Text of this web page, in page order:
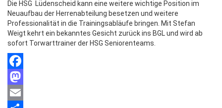
Die HSG Lüdenscheid kann eine weitere wichtige Position im
Neuaufbau der Herrenabteilung besetzen und weitere
Professionalität in die Trainingsabläufe bringen. Mit Stefan
Weigt kehrt ein bekanntes Gesicht zurück ins BGL und wird ab
sofort Torwarttrainer der HSG Seniorenteams.
Facebook
Mastodon